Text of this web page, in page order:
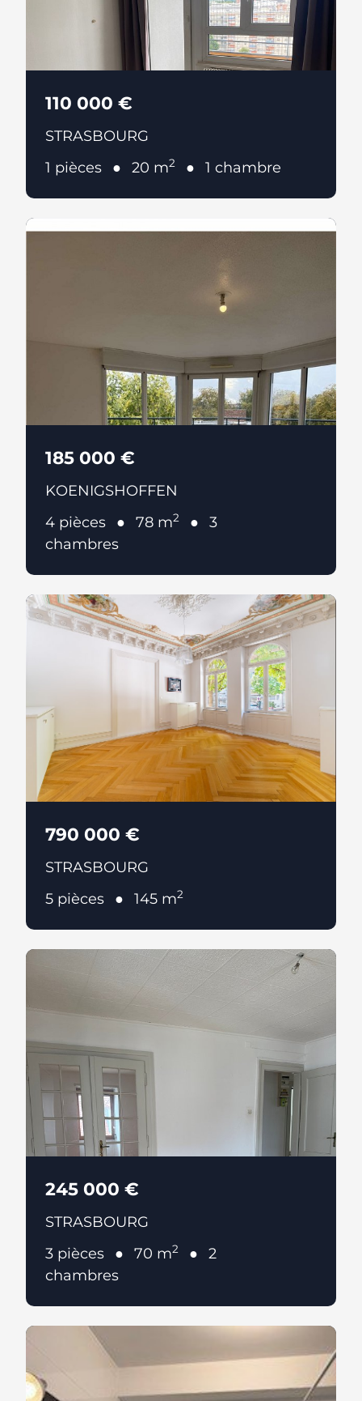
110 000 €
STRASBOURG
1 pièces
20 m2 1 chambre
185 000 €
KOENIGSHOFFEN
4 pièces
78 m2
3
chambres
790 000 €
STRASBOURG
5 pièces
145 m2
245 000 €
STRASBOURG
3 pièces
70 m2
2
chambres